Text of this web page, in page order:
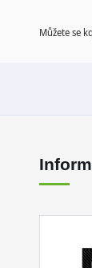
Můžete se